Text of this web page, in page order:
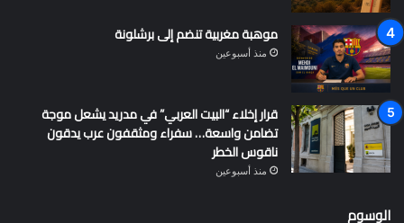
موهبة مغربية تنضم إلى برشلونة
منذ أسبوعين
قرار إخلاء “البيت العربي” في مدريد يشعل موجة
تضامن واسعة… سفراء ومثقفون عرب يدقون
ناقوس الخطر
منذ أسبوعين
الوسوم